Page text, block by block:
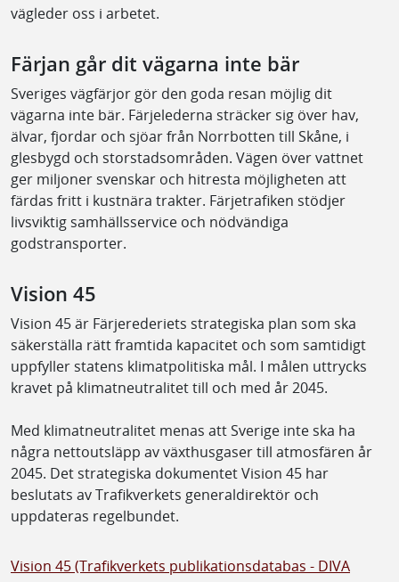
vägleder oss i arbetet.
Färjan går dit vägarna inte bär
Sveriges vägfärjor gör den goda resan möjlig dit
vägarna inte bär. Färjelederna sträcker sig över hav,
älvar, fjordar och sjöar från Norrbotten till Skåne, i
glesbygd och storstadsområden. Vägen över vattnet
ger miljoner svenskar och hitresta möjligheten att
färdas fritt i kustnära trakter. Färjetrafiken stödjer
livsviktig samhällsservice och nödvändiga
godstransporter.
Vision 45
Vision 45 är Färjerederiets strategiska plan som ska
säkerställa rätt framtida kapacitet och som samtidigt
uppfyller statens klimatpolitiska mål. I målen uttrycks
kravet på klimatneutralitet till och med år 2045.
Med klimatneutralitet menas att Sverige inte ska ha
några nettoutsläpp av växthusgaser till atmosfären år
2045. Det strategiska dokumentet Vision 45 har
beslutats av Trafikverkets generaldirektör och
uppdateras regelbundet.
Vision 45 (Trafikverkets publikationsdatabas - DIVA